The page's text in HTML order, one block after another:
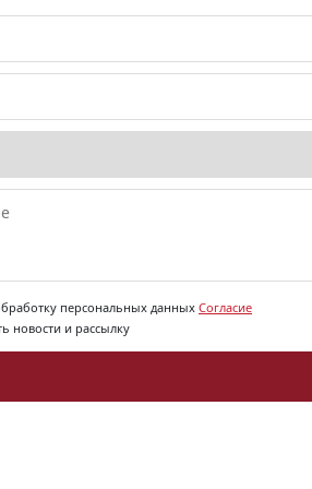
персональных данных Согласие
новости и рассылку